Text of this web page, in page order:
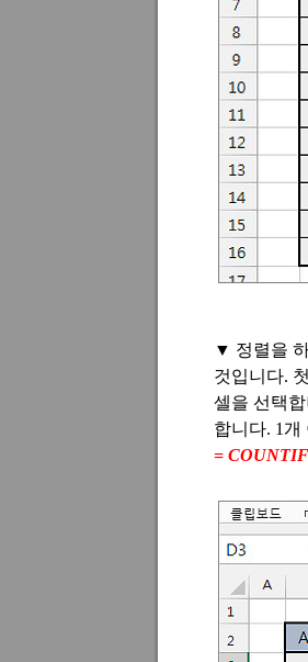
▼ 정렬을
것입니다.
셀을 선택
합니다. 1개
=